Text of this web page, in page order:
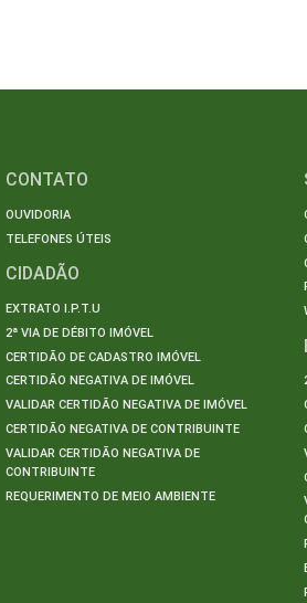
CONTATO
OUVIDORIA
TELEFONES ÚTEIS
CIDADÃO
EXTRATO I.P.T.U
2ª VIA DE DÉBITO IMÓVEL
CERTIDÃO DE CADASTRO IMÓVEL
CERTIDÃO NEGATIVA DE IMÓVEL
VALIDAR CERTIDÃO NEGATIVA DE IMÓVEL
CERTIDÃO NEGATIVA DE CONTRIBUINTE
VALIDAR CERTIDÃO NEGATIVA DE
CONTRIBUINTE
REQUERIMENTO DE MEIO AMBIENTE